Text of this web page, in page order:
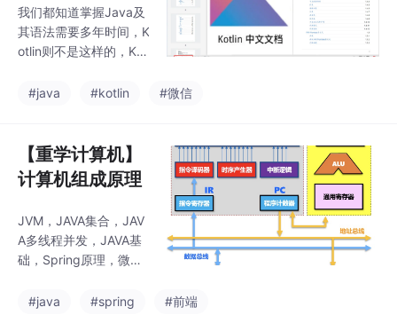
行在 Engine上Engine是
Flutter的独立虚拟机，
由它适配 & 提供跨平台
tter不使用移动端系统
取代-Java？
我们都知道掌握Java及
其语法需要多年时间，K
otlin则不是这样的，Kot
么复杂。如果你的目标
更好的选择，并且Java
的特点支持这一点，因
为比起Kotlin，Java更
果只有Android开发是
主要的目标，那么毫无
疑问你应该选择Kotlin，
有优势，并且支持Goog
#java #kotlin #微信
【重学计算机】
计算机组成原理
JVM，JAVA集合，JAV
A多线程并发，JAVA基
础，Spring原理，微服
络，日志，Zookeepe
#java #spring #前端